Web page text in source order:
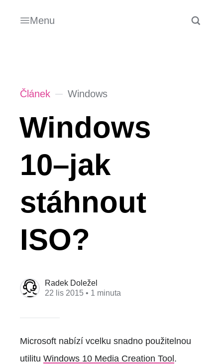
Menu
Článek Windows
Windows
10–jak
stáhnout
ISO?
Radek Doležel
22 lis 2015 • 1 minuta
Microsoft nabízí vcelku snadno použitelnou
utilitu Windows 10 Media Creation Tool.